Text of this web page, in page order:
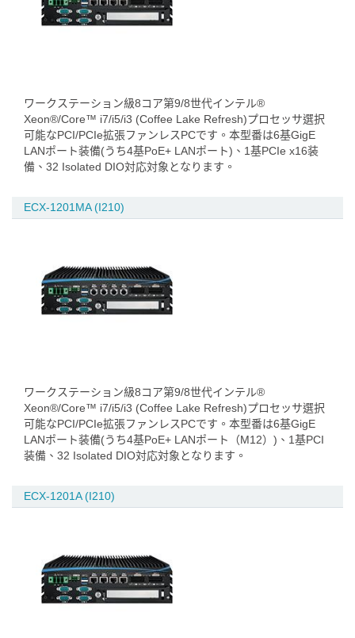
ワークステーション級8コア第9/8世代インテル®
Xeon®/Core™ i7/i5/i3 (Coffee Lake Refresh)プロセッサ選択
可能なPCI/PCIe拡張ファンレスPCです。本型番は6基GigE
LANポート装備(うち4基PoE+ LANポート)、1基PCIe x16装
備、32 Isolated DIO対応対象となります。
ECX-1201MA (I210)
ワークステーション級8コア第9/8世代インテル®
Xeon®/Core™ i7/i5/i3 (Coffee Lake Refresh)プロセッサ選択
可能なPCI/PCIe拡張ファンレスPCです。本型番は6基GigE
LANポート装備(うち4基PoE+ LANポート（M12）)、1基PCI
装備、32 Isolated DIO対応対象となります。
ECX-1201A (I210)